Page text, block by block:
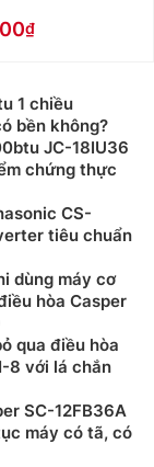
1 chiều
bền không?
JC-18IU36
chứng thực
CS-
tiêu chuẩn
dùng máy cơ
hòa Casper
qua điều hòa
8 với lá chắn
SC-12FB36A
máy có tã, có